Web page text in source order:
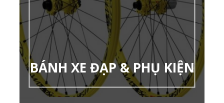
BÁNH XE ĐẠP & PHỤ KIỆN